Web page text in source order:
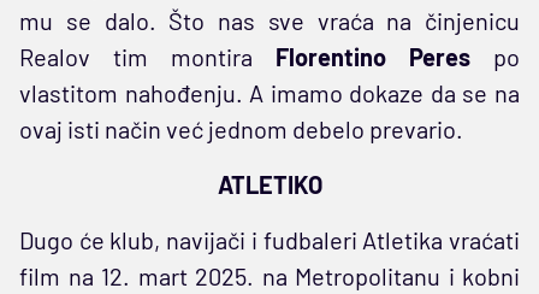
mu se dalo. Što nas sve vraća na činjenicu
Realov tim montira Florentino Peres po
vlastitom nahođenju. A imamo dokaze da se na
ovaj isti način već jednom debelo prevario.
ATLETIKO
Dugo će klub, navijači i fudbaleri Atletika vraćati
film na 12. mart 2025. na Metropolitanu i kobni